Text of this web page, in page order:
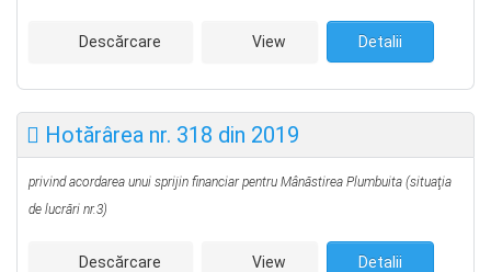
Descărcare View Detalii
Hotărârea nr. 318 din 2019
privind acordarea unui sprijin financiar pentru Mânăstirea Plumbuita (situaţia
de lucrări nr.3)
Descărcare View Detalii